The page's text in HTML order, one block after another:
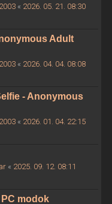
« 2026. 05. 21. 08:30
Adult
« 2026. 04. 04. 08:08
- Anonymous
« 2026. 01. 04. 22:15
« 2025. 09. 12. 08:11
PC modok